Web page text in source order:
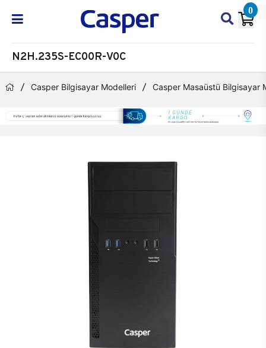
0
N2H.235S-EC00R-V0C
Casper Bilgisayar Modelleri Casper Masaüstü Bilgisayar